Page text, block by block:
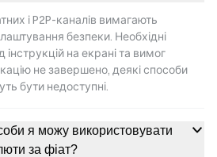
і P2P-каналів вимагають
безпеки. Необхідні
на екрані та вимог
не завершено, деякі способи
бути недоступні.
я можу використовувати
за фіат?